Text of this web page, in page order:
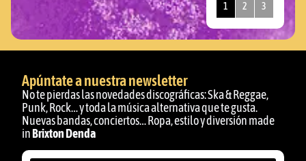
1 2 3
Apúntate a nuestra newsletter
No te pierdas las novedades discográficas: Ska & Reggae,
Punk, Rock… y toda la música alternativa que te gusta.
Nuevas bandas, conciertos… Ropa, estilo y diversión made
in Brixton Denda